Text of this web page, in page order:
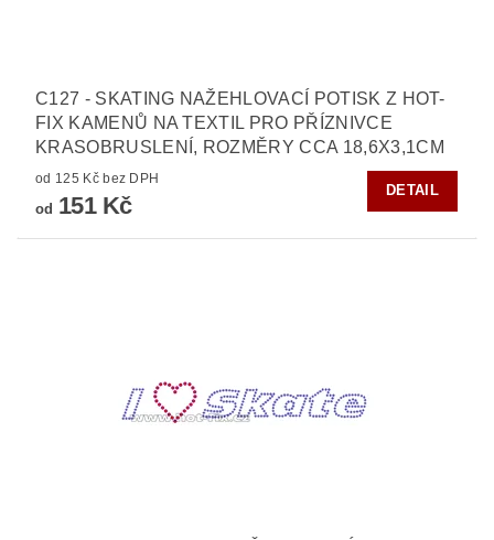
C127 - SKATING NAŽEHLOVACÍ POTISK Z HOT-
FIX KAMENŮ NA TEXTIL PRO PŘÍZNIVCE
KRASOBRUSLENÍ, ROZMĚRY CCA 18,6X3,1CM
od 125 Kč bez DPH
od 151 Kč
DETAIL